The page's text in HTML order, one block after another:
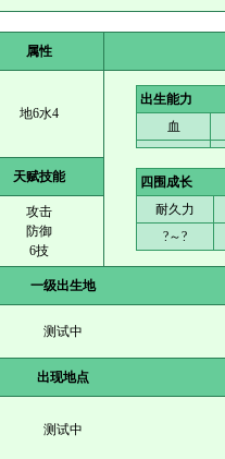
属性
地6水4
出生能力
血
四围成长
耐久力
?～?
天赋技能
攻击
防御
6技
一级出生地
测试中
出现地点
测试中